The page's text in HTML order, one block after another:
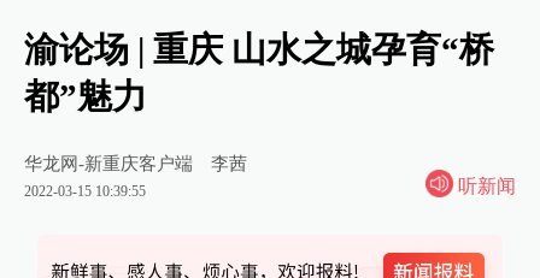
渝论场 | 重庆 山水之城孕育“桥
都”魅力
华龙网-新重庆客户端 李茜
2022-03-15 10:39:55 听新闻